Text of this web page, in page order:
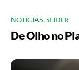
NOTÍCIAS,SLIDER
De Olho no